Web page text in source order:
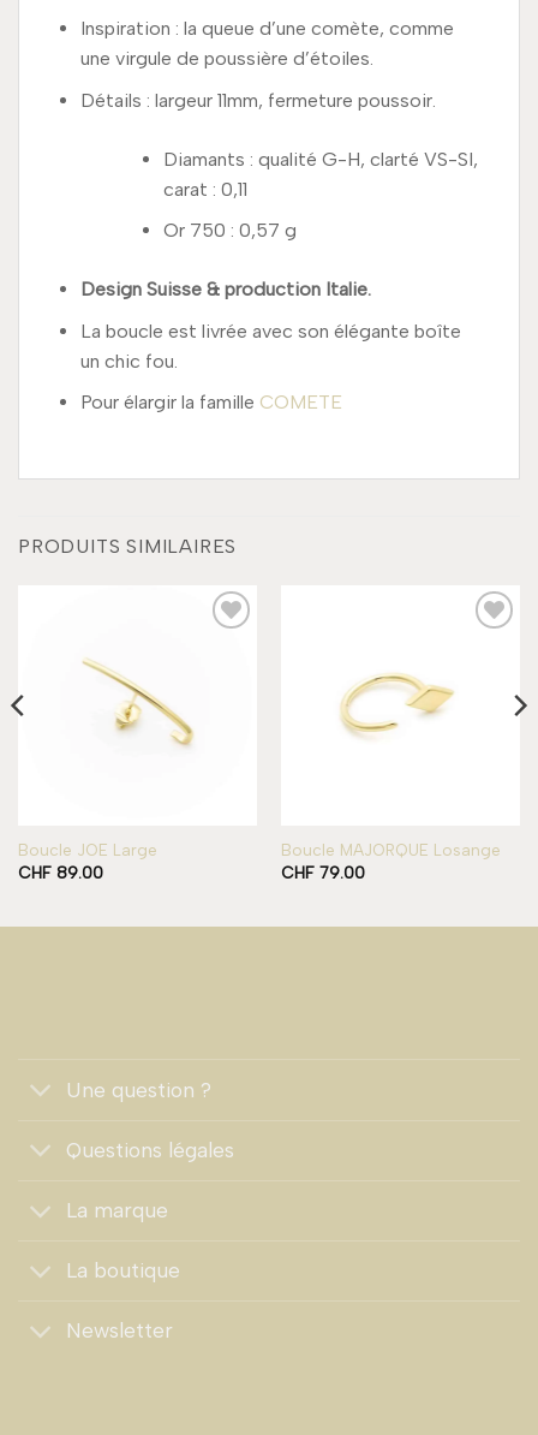
Inspiration : la queue d’une comète, comme
une virgule de poussière d’étoiles.
Détails : largeur 11mm, fermeture poussoir.
Diamants : qualité G-H, clarté VS-SI,
carat : 0,11
Or 750 : 0,57 g
Design Suisse & production Italie.
La boucle est livrée avec son élégante boîte
un chic fou.
Pour élargir la famille COMETE
PRODUITS SIMILAIRES
Boucle JOE Large
CHF89.00
Boucle MAJORQUE Losange
CHF79.00
Une question ?
Questions légales
La marque
La boutique
Newsletter